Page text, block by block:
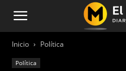
Inicio Política
Política